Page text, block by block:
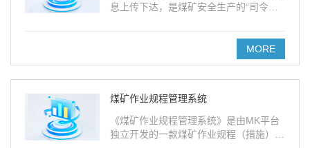
息上传下达，是煤矿安全生产的“司令
MORE
煤矿作业规程管理系统
《煤矿作业规程管理系统》是由MK平台
独立开发的一款煤矿作业规程（措施）编